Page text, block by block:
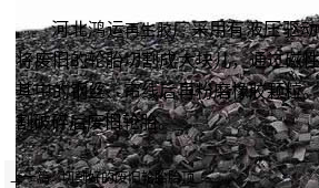
河北鸿运再生胶厂采用有液压驱
将废旧的轮胎切割成大块儿，通过磁
其中的钢丝、帘线后再粉磨橡胶颗粒
割破碎后废旧轮胎。
上一篇
切割好的废旧轮胎胎顶